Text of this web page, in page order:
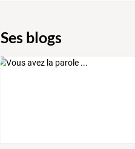
Ses blogs